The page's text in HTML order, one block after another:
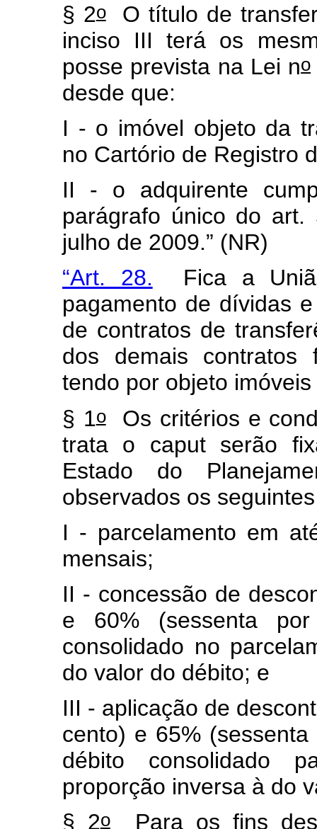
§ 2oO título de
inciso III terá os
posse prevista na Lei no
desde que:
I - o imóvel objeto da
no Cartório de Registro
II - o adquirente
parágrafo único do
julho de 2009.” (NR)
“Art. 28. Fica a
pagamento de dívidas
de contratos de
dos demais contratos
tendo por objeto
§ 1oOs critérios e
trata o caputserão
Estado do
observados os
I - parcelamento em
mensais;
II - concessão de
e 60% (sessenta
consolidado no
do valor do débito; e
III - aplicação de
cento) e 65%
débito consolidado
proporção inversa à do
§ 2oPara os fins